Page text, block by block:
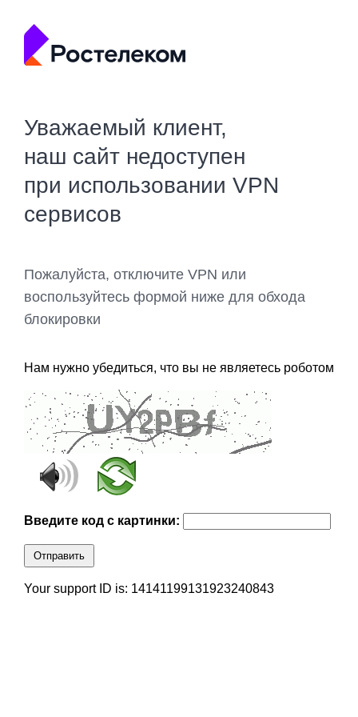
Уважаемый клиент,
наш сайт недоступен
при использовании VPN
сервисов
Пожалуйста, отключите VPN или
воспользуйтесь формой ниже для обхода
блокировки
Нам нужно убедиться, что вы не являетесь роботом
Введите код с картинки:
Отправить
Your support ID is: 14141199131923240843